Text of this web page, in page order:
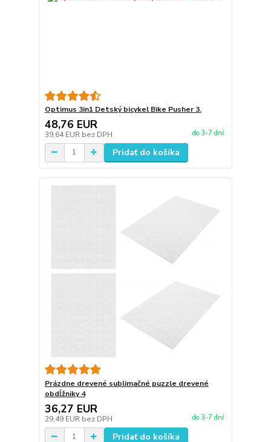
Optimus 3in1 Detský bicykel Bike Pusher 3.
48,76 EUR
39,64 EUR bez DPH do 3-7 dní
Pridať do košíka
Prázdne drevené sublimačné puzzle drevené
obdĺžniky 4
36,27 EUR
29,49 EUR bez DPH do 3-7 dní
Pridať do košíka